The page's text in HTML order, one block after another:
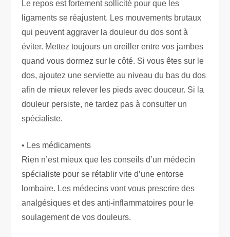
Le repos est fortement sollicité pour que les
ligaments se réajustent. Les mouvements brutaux
qui peuvent aggraver la douleur du dos sont à
éviter. Mettez toujours un oreiller entre vos jambes
quand vous dormez sur le côté. Si vous êtes sur le
dos, ajoutez une serviette au niveau du bas du dos
afin de mieux relever les pieds avec douceur. Si la
douleur persiste, ne tardez pas à consulter un
spécialiste.
• Les médicaments
Rien n’est mieux que les conseils d’un médecin
spécialiste pour se rétablir vite d’une entorse
lombaire. Les médecins vont vous prescrire des
analgésiques et des anti-inflammatoires pour le
soulagement de vos douleurs.